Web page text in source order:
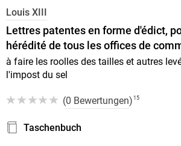
Louis XIII
Lettres patentes en forme d'édict,
hérédité de tous les offices de
à faire les roolles des tailles et autres
l'impost du sel
(0 Bewertungen) 15
Taschenbuch